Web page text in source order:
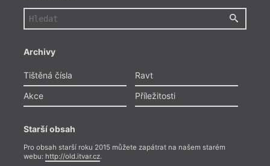
Archivy
Tištěná čísla
Ravt
Akce
Příležitosti
Starší obsah
Pro obsah starší roku 2015 můžete zapátrat na našem starém
webu: http://old.itvar.cz.